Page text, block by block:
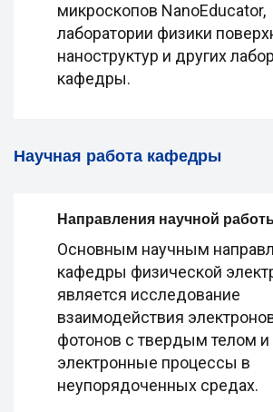
микроскопов NanoEducator,
лаборатории физики
наноструктур и других
кафедры.
Научная работа кафедры
Направления научной
Основным научным
кафедры физической
является исследование
взаимодействия
фотонов с твердым телом и
электронные процессы в
неупорядоченных средах.